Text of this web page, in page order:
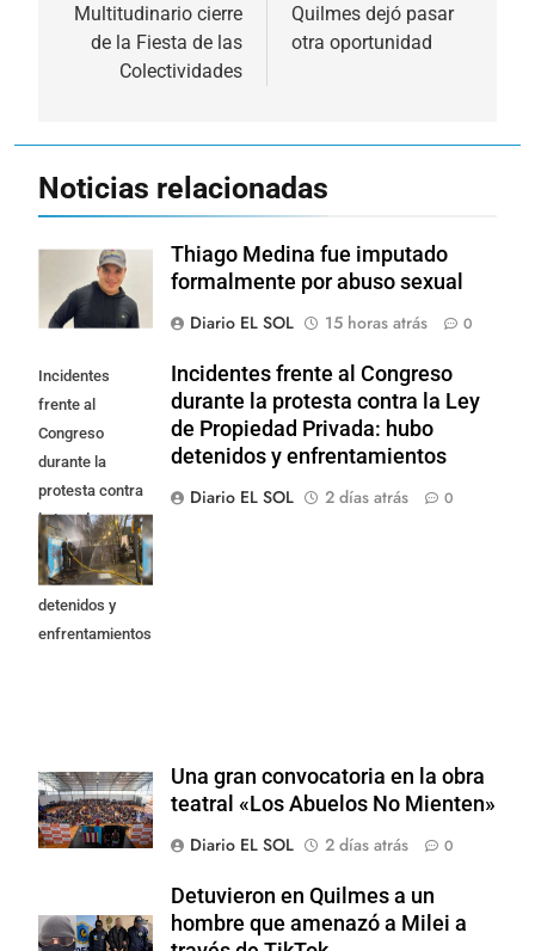
de
entradas
Multitudinario cierre
de la Fiesta de las
Colectividades
Quilmes dejó pasar
otra oportunidad
Noticias relacionadas
Thiago Medina fue imputado
formalmente por abuso sexual
Diario EL SOL
15 horas atrás 0
Incidentes
frente al
Congreso
durante la
protesta contra
la Ley de
Propiedad
Privada: hubo
detenidos y
enfrentamientos
Incidentes frente al Congreso
durante la protesta contra la Ley
de Propiedad Privada: hubo
detenidos y enfrentamientos
Diario EL SOL
2 días atrás 0
Una gran convocatoria en la obra
teatral «Los Abuelos No Mienten»
Diario EL SOL
2 días atrás 0
Detuvieron en Quilmes a un
hombre que amenazó a Milei a